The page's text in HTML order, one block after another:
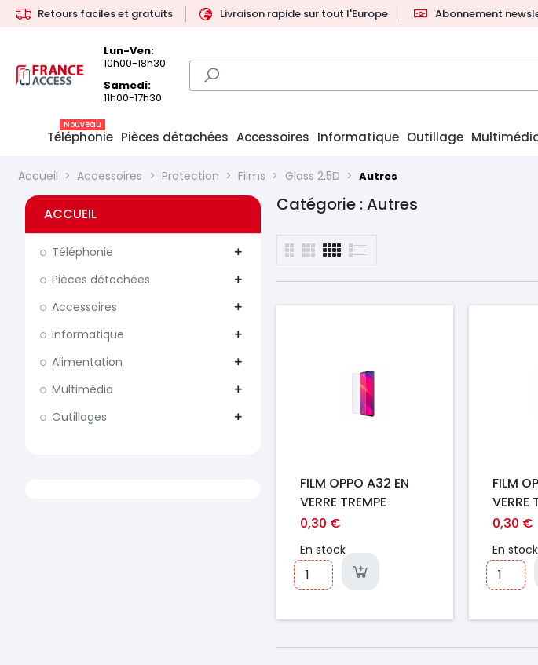
Retours faciles et gratuits Livraison rapide sur tout l'Europe Abonnement
Lun-Ven:
10h00-18h30
Samedi:
11h00-17h30
Téléphonie
Nouveau
Pièces détachées Accessoires Informatique Outillage
Accueil Accessoires Protection Films Glass 2,5D Autres
ACCUEIL
Téléphonie add
Pièces détachées add
Accessoires add
Informatique add
Alimentation add
Multimédia add
Outillages add
Catégorie : Autres
FILM OPPO A32 EN
VERRE TREMPE
0,30 €
En stock
FILM
VERRE
0,30 €
En stock